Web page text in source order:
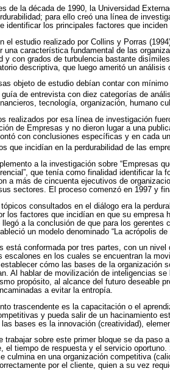
de la década de 1990, la Universidad
para ello creó una línea de
identificar los principales factores que
el estudio realizado por Collins y Porras
una característica fundamental de las
y con grados de turbulencia bastante
descriptiva, que luego ameritó un análisis
objeto de estudio debían contar con
guía de entrevista con diez categorías de
tecnología, organización, humano
realizados por esa línea de investigación
de Empresas y no dieron lugar a una
con conclusiones específicas y en cada
que incidían en la perdurabilidad de las
a la investigación sobre “Empresas
que tenía como finalidad identificar la
a más de cincuenta ejecutivos de
sectores. El proceso comenzó en 1997 y
consultados en el diálogo era la
los factores que incidían en que su empresa
a la conclusión de que para los gerentes
un modelo denominado “La acrópolis de
está conformada por tres partes, con un
escalones en los cuales se encuentran la
cómo las bases de la organización
Al hablar de movilización de inteligencias
propósito, al alcance del futuro deseable
a evitar la entropía.
trascendente es la capacitación o el
y pueda salir de un hacinamiento
bases es la innovación (creatividad),
trabajar sobre este primer bloque se da
el tiempo de respuesta y el servicio
culmina en una organización competitiva
por el cliente, quien a su vez